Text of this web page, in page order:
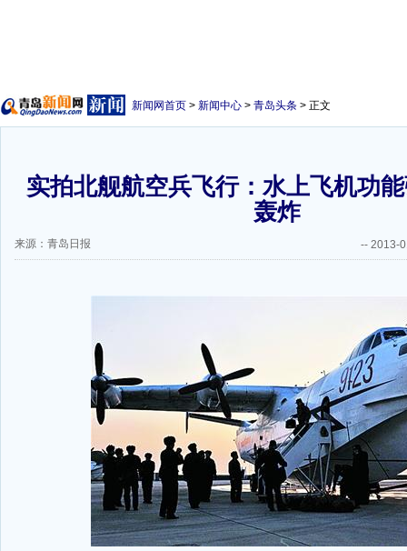
新闻网首页 > 新闻中心 > 青岛头条 > 正文
实拍北舰航空兵飞行：水上飞机功
轰炸
来源：青岛日报 -- 2013-